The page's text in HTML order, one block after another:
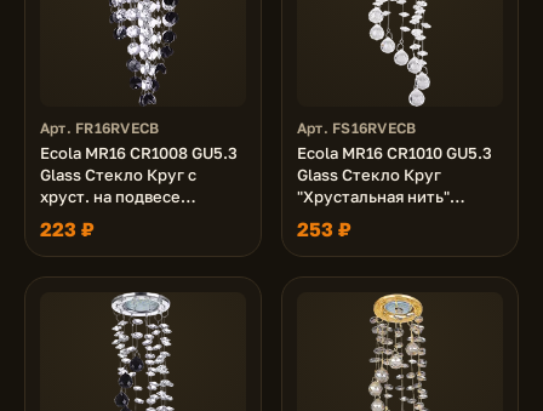
Арт. FR16RVECB
Ecola MR16 CR1008 GU5.3
Glass Стекло Круг c
хруст. на подвесе
"двойной скос"
Прозрачный и Черный /
Хром 84x265
223 ₽
Арт. FS16RVECB
Ecola MR16 CR1010 GU5.3
Glass Стекло Круг
"Хрустальная нить"
Прозрачный / Хром
84x290
253 ₽